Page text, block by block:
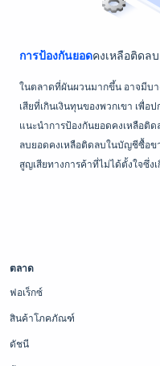
การป้องกันยอดคงเหลือติดลบ
ในตลาดที่ผันผวนมากขึ้น อาจมีบ
เสียที่เกินเงินทุนของพวกเขา เพื่อ
แนะนำการป้องกันยอดคงเหลือติ
ลบยอดคงเหลือติดลบในบัญชีซื้อข
สูญเสียทางการค้าที่ไม่ได้ตั้งใจซึ่
ตลาด
ฟอเร็กซ์
สินค้าโภคภัณฑ์
ดัชนี